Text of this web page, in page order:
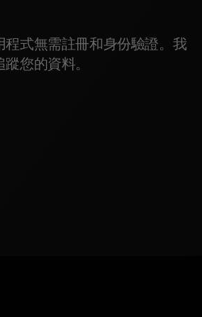
程式無需註冊和身份驗證。我
您的資料。